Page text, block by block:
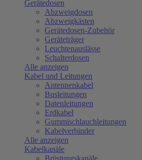
Gerätedosen
Abzweigdosen
Abzweigkästen
Gerätedosen-Zubehör
Geräteträger
Leuchtenauslässe
Schalterdosen
Alle anzeigen
Kabel und Leitungen
Antennenkabel
Busleitungen
Datenleitungen
Erdkabel
Gummischlauchleitungen
Kabelverbinder
Alle anzeigen
Kabelkanäle